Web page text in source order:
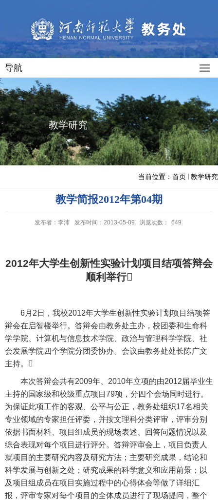
导航
教学研究
当前位置： 首页 教学研究
教学简报2012年第04期
发布者：李沛 发布时间：2013-05-09 浏览次数： 649
2012年大学生创新性实验计划项目结项答辩会
顺利举行
6月 2 日 ，我校2012年大学生创新性实验计划项目结项答
辩会在启智楼举行。答辩会由教务处主办，校团委和生命科
学学院、计算机与信息技术学院、政治与管理科学学院、社
会发展学院四个学院分团委协办。会议由教务处处长陈广文
主持。

本次答辩会共有2009年、 2010年立项的由2012届毕业生
主持的国家级和校级重点项目 79项，分四个会场同时进行。
为保证此项工作的客观、公平与公正，教务处组织17名相关
专业领域的专家担任评委，并按文理科分类评审，评审分别
依据书面材料、项目组成员的现场表述、回答问题情况以及
综合表现对每个项目进行评分。答辩评审会上，项目负责人
就项目的主要研究内容及研究方法；主要研究成果，结论和
科学发展与创新之处；研究成果的科学意义和应用前景；以
及项目组成员在项目实施过程中的心得体会等做了详细汇
报，评审专家对每个项目的全体成员进行了现场提问，整个